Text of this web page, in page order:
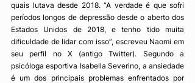
quais lutava desde 2018. “A verdade é que sofri
períodos longos de depressão desde o aberto dos
Estados Unidos de 2018, e tenho tido muita
dificuldade de lidar com isso”, escreveu Naomi em
seu perfil no X (antigo Twitter). Segundo a
psicóloga esportiva Isabella Severino, a ansiedade
é um dos principais problemas enfrentados por